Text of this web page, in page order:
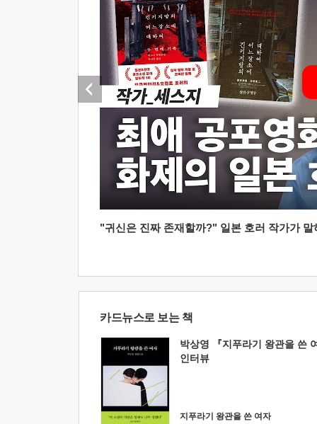
"귀신은 진짜 존재할까?" 일본 호러 작가가
카드뉴스로 보는 책
박상영 『지푸라기 왕관을 쓴
인터뷰
지푸라기 왕관을 쓴 여자